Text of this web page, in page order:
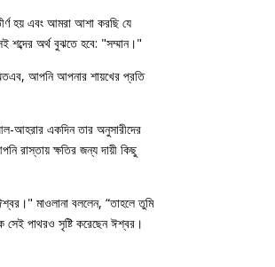
হয় এবং আমরা আশা করছি যে
শব্দের অর্থ বুঝতে হবে: "সম্মান।"
আপনি আপনার শায়খের প্রতি
আহরার একদিন তার অনুসারীদের
রাস্তায় ক্ষতির জন্য দায়ী কিছু
মাওলানা বললেন, “তাহলে তুমি
পাথরও সৃষ্টি করেছেন ঈশ্বর।